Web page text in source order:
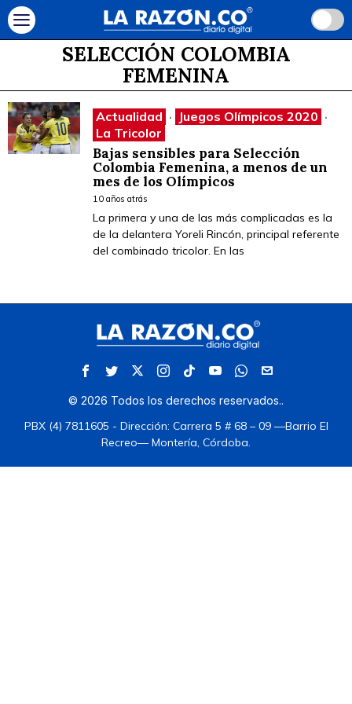
SELECCIÓN COLOMBIA
FEMENINA
Actualidad · Juegos Olímpicos 2020 ·
La Tricolor
Bajas sensibles para Selección
Colombia Femenina, a menos de un
mes de los Olímpicos
10 años atrás
La primera y una de las más complicadas es la
de la delantera Yoreli Rincón, principal referente
del combinado tricolor. En las
© 2026 Todos los derechos reservados..
PBX (4) 7811605 - Dirección: Carrera 5 # 68 – 09 —Barrio El
Recreo— Montería, Córdoba.